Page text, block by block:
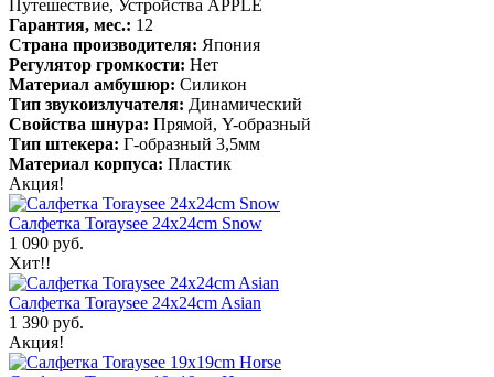
Путешествие, Устройства APPLE
Гарантия, мес.: 12
Страна производителя: Япония
Регулятор громкости: Нет
Материал амбушюр: Силикон
Тип звукоизлучателя: Динамический
Свойства шнура: Прямой, Y-образный
Тип штекера: Г-образный 3,5мм
Материал корпуса: Пластик
Акция!
Салфетка Toraysee 24x24cm Snow
1 090 руб.
Хит!!
Салфетка Toraysee 24x24cm Asian
1 390 руб.
Акция!